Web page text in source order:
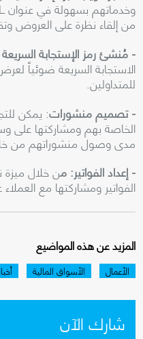
وخدماتهم بسهولة في عنوانURL
من إلقاء نظرة على العروض
- مُنشئ رمز الإستجابة
الاستجابة السريعة ضوئياً
للمتداولين.
- تصميم منشورات: يمكن
الخاصة بهم ومشاركتها على
مدى وصول منشوراتهم من
- إعداد الفواتير: من خلال ميزة
الفواتير ومشاركتها مع العملاء
المزيد عن هذه المواضيع
الأعمال الأسواق المالية
شارك الآن